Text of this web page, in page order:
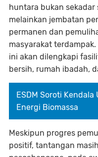
huntara bukan sekadar
melainkan jembatan
permanen dan
masyarakat
ini akan dilengkapi
bersih, rumah ibadah,
ESDM Soroti
Energi Biomassa
Meskipun progres
positif, tantangan